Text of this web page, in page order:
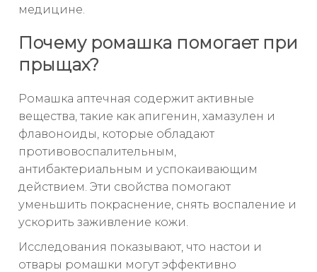
медицине.
Почему ромашка помогает при
прыщах?
Ромашка аптечная содержит активные
вещества, такие как апигенин, хамазулен и
флавоноиды, которые обладают
противовоспалительным,
антибактериальным и успокаивающим
действием. Эти свойства помогают
уменьшить покраснение, снять воспаление и
ускорить заживление кожи.
Исследования показывают, что настои и
отвары ромашки могут эффективно